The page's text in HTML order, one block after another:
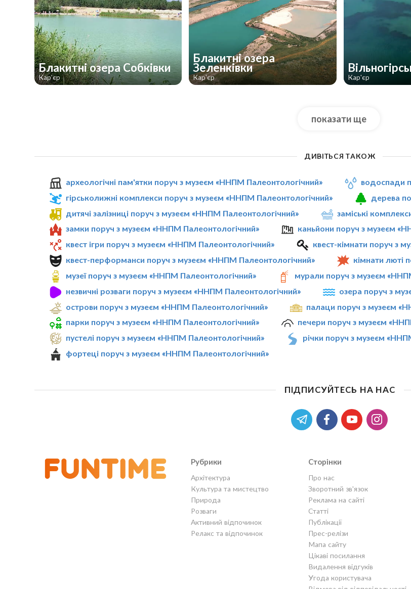
Блакитні озера Собківки
Кар'єр
Блакитні озера
Зеленківки
Кар'єр Кар'єр
показати ще
ДИВІТЬСЯ ТАКОЖ
археологічні пам'ятки поруч з музеєм «ННПМ Палеонтологічний»
водоспади
гірськолижні комплекси поруч з музеєм «ННПМ Палеонтологічний»
дерева
дитячі залізниці поруч з музеєм «ННПМ Палеонтологічний»
заміські
замки поруч з музеєм «ННПМ Палеонтологічний»
каньйони поруч з музеєм
квест ігри поруч з музеєм «ННПМ Палеонтологічний»
квест-кімнати поруч з
квест-перформанси поруч з музеєм «ННПМ Палеонтологічний»
кімнати люті
музеї поруч з музеєм «ННПМ Палеонтологічний»
мурали поруч з музеєм
незвичні розваги поруч з музеєм «ННПМ Палеонтологічний»
озера поруч з
острови поруч з музеєм «ННПМ Палеонтологічний»
палаци поруч з музеєм
парки поруч з музеєм «ННПМ Палеонтологічний»
печери поруч з музеєм
пустелі поруч з музеєм «ННПМ Палеонтологічний»
річки поруч з музеєм
фортеці поруч з музеєм «ННПМ Палеонтологічний»
ПІДПИСУЙТЕСЬ НА НАС
Рубрики
Архітектура
Культура та мистецтво
Природа
Розваги
Активний відпочинок
Релакс та відпочинок
Сторінки
Про нас
Зворотний зв'язок
Реклама на сайті
Статті
Публікації
Прес-релізи
Мапа сайту
Цікаві посилання
Видалення відгуків
Угода користувача